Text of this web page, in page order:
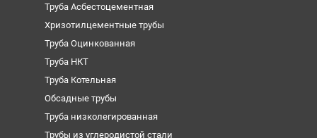
Труба Асбестоцементная
Хризотилцементные трубы
Труба Оцинкованная
Труба НКТ
Труба Котельная
Обсадные трубы
Труба низколегированная
Трубы из углеродистой стали